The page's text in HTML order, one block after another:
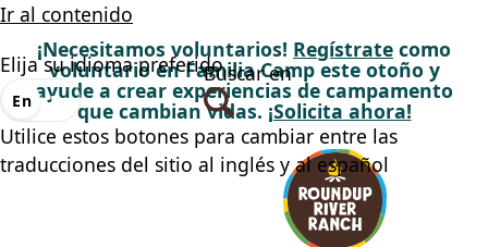
Ir al contenido
¡Necesitamos voluntarios! Regístrate como
voluntario en Familia Camp este otoño y
ayude a crear experiencias de campamento
que cambian vidas. ¡Solicita ahora!
Buscar en
Elija su idioma preferido
En Es
Utilice estos botones para cambiar entre las
traducciones del sitio al inglés y al español